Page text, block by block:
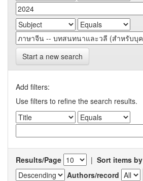
Start a new search
Add filters:
Use filters to refine the search results.
Results/Page | Sort items by
Authors/record